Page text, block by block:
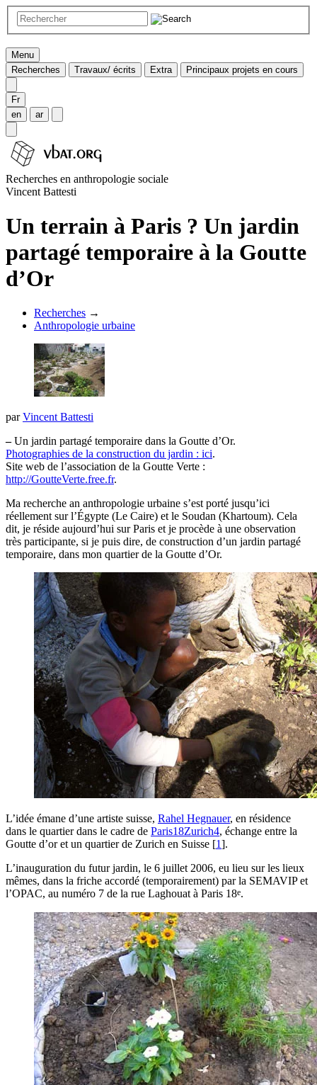
Menu
Recherches
Travaux/ écrits Extra Principaux projets en cours
Fr
en
ar
Recherches en anthropologie sociale
Vincent Battesti
Un terrain à Paris ? Un jardin
partagé temporaire à la Goutte
d’Or
Recherches →
Anthropologie urbaine
parVincent Battesti
–Un jardin partagé temporaire dans la Goutte d’Or.
Photographies de la construction du jardin : ici.
Site web de l’association de la Goutte Verte :
http://GoutteVerte.free.fr.
Ma recherche an anthropologie urbaine s’est porté jusqu’ici
réellement sur l’Égypte (Le Caire) et le Soudan (Khartoum). Cela
dit, je réside aujourd’hui sur Paris et je procède à une observation
très participante, si je puis dire, de construction d’un jardin partagé
temporaire, dans mon quartier de la Goutte d’Or.
L’idée émane d’une artiste suisse, Rahel Hegnauer, en résidence
dans le quartier dans le cadre de Paris18Zurich4, échange entre la
Goutte d’or et un quartier de Zurich en Suisse [1].
L’inauguration du futur jardin, le 6 juillet 2006, eu lieu sur les lieux
mêmes, dans la friche accordé (temporairement) par la SEMAVIP et
l’OPAC, au numéro 7 de la rue Laghouat à Paris 18e.